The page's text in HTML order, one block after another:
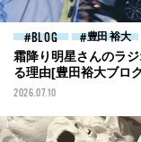
BLOG 豊田 裕大
霜降り明星さんのラ
る理由[豊田裕大ブロ
2026.07.10